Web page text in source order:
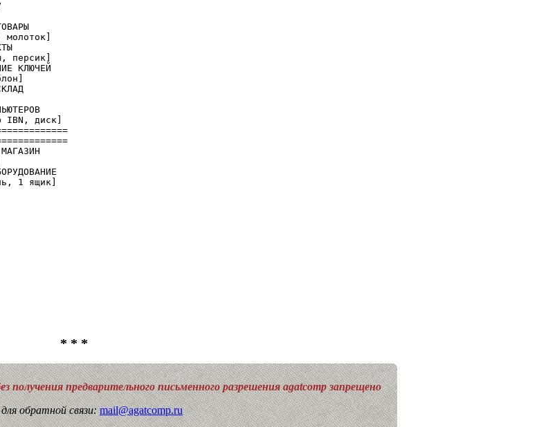
КЛЮЧЕЙ
диск]
1 ящик]
* * *
получения предварительного письменного разрешения agatcomp запрещено
обратной связи:mail@agatcomp.ru